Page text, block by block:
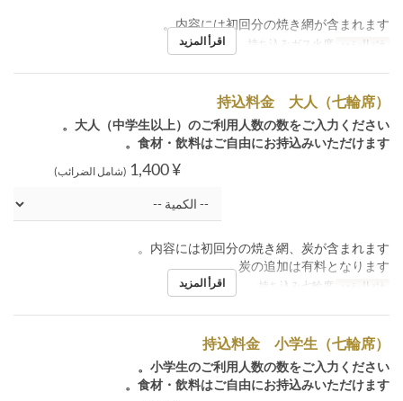
内容には初回分の焼き網が含まれます。
فئة المقعد اقرأ المزيد
持込料金 大人（七輪席）
大人（中学生以上）のご利用人数の数をご入力ください。
食材・飲料はご自由にお持込みいただけます。
¥ 1,400 (شامل الضرائب)
内容には初回分の焼き網、炭が含まれます。
炭の追加は有料となります。
فئة المقعد اقرأ المزيد
持込料金 小学生（七輪席）
小学生のご利用人数の数をご入力ください。
食材・飲料はご自由にお持込みいただけます。